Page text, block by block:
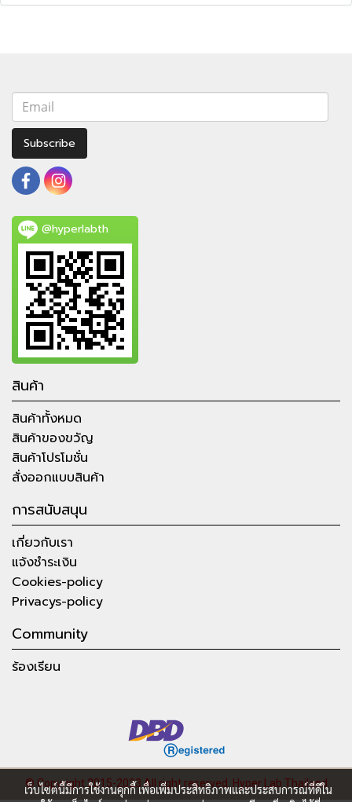
Subscribe
@hyperlabth
สินค้า
สินค้าทั้งหมด
สินค้าของขวัญ
สินค้าโปรโมชั่น
สั่งออกแบบสินค้า
การสนับสนุน
เกี่ยวกับเรา
แจ้งชำระเงิน
Cookies-policy
Privacys-policy
Community
ร้องเรียน
© Copyright 2015-2023 All right reserved. Hyper Lab Thailand
เว็บไซต์นี้มีการใช้งานคุกกี้ เพื่อเพิ่มประสิทธิภาพและประสบการณ์ที่ดีใน